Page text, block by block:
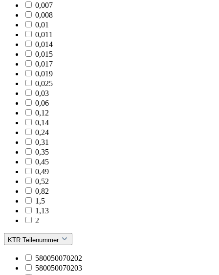
0,007
0,008
0,01
0,011
0,014
0,015
0,017
0,019
0,025
0,03
0,06
0,12
0,14
0,24
0,31
0,35
0,45
0,49
0,52
0,82
1,5
1,13
2
KTR Teilenummer
580050070202
580050070203